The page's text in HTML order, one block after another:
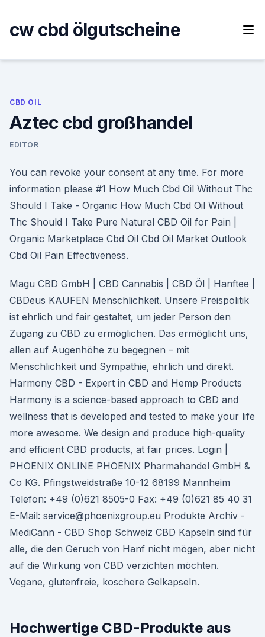
content
cw cbd ölgutscheine
CBD OIL
Aztec cbd großhandel
EDITOR
You can revoke your consent at any time. For more
information please #1 How Much Cbd Oil Without Thc
Should I Take - Organic How Much Cbd Oil Without
Thc Should I Take Pure Natural CBD Oil for Pain |
Organic Marketplace Cbd Oil Cbd Oil Market Outlook
Cbd Oil Pain Effectiveness.
Magu CBD GmbH | CBD Cannabis | CBD Öl | Hanftee |
CBDeus KAUFEN Menschlichkeit. Unsere Preispolitik
ist ehrlich und fair gestaltet, um jeder Person den
Zugang zu CBD zu ermöglichen. Das ermöglicht uns,
allen auf Augenhöhe zu begegnen – mit
Menschlichkeit und Sympathie, ehrlich und direkt.
Harmony CBD - Expert in CBD and Hemp Products
Harmony is a science-based approach to CBD and
wellness that is developed and tested to make your life
more awesome. We design and produce high-quality
and efficient CBD products, at fair prices. Login |
PHOENIX ONLINE PHOENIX Pharmahandel GmbH &
Co KG. Pfingstweidstraße 10-12 68199 Mannheim
Telefon: +49 (0)621 8505-0 Fax: +49 (0)621 85 40 31
E-Mail: service@phoenixgroup.eu Produkte Archiv -
MediCann - CBD Shop Schweiz CBD Kapseln sind für
alle, die den Geruch von Hanf nicht mögen, aber nicht
auf die Wirkung von CBD verzichten möchten.
Vegane, glutenfreie, koschere Gelkapseln.
Hochwertige CBD-Produkte aus